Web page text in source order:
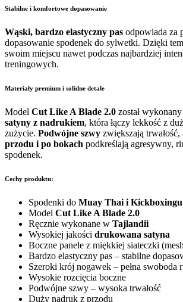
Stabilne i komfortowe dopasowanie
Wąski, bardzo elastyczny pas odpowiada za
dopasowanie spodenek do sylwetki. Dzięki
swoim miejscu nawet podczas najbardziej
treningowych.
Materiały premium i solidne detale
Model Cut Like A Blade 2.0 został
satyny z nadrukiem, która łączy lekkość z
zużycie. Podwójne szwy zwiększają trwałość,
przodu i po bokach podkreślają agresywny,
spodenek.
Cechy produktu:
Spodenki do Muay Thai i Kickboxingu
Model Cut Like A Blade 2.0
Ręcznie wykonane w Tajlandii
Wysokiej jakości drukowana satyna
Boczne panele z miękkiej siateczki
Bardzo elastyczny pas – stabilne
Szeroki krój nogawek – pełna swoboda
Wysokie rozcięcia boczne
Podwójne szwy – wysoka trwałość
Duży nadruk z przodu